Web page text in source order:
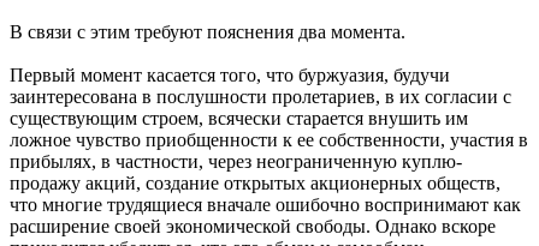
В связи с этим требуют пояснения два момента.
Первый момент касается того, что буржуазия, будучи
заинтересована в послушности пролетариев, в их согласии с
существующим строем, всячески старается внушить им
ложное чувство приобщенности к ее собственности, участия в
прибылях, в частности, через неограниченную куплю-
продажу акций, создание открытых акционерных обществ,
что многие трудящиеся вначале ошибочно воспринимают как
расширение своей экономической свободы. Однако вскоре